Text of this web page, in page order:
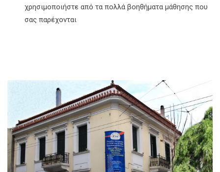
χρησιμοποιήστε από τα πολλά βοηθήματα μάθησης που
σας παρέχονται